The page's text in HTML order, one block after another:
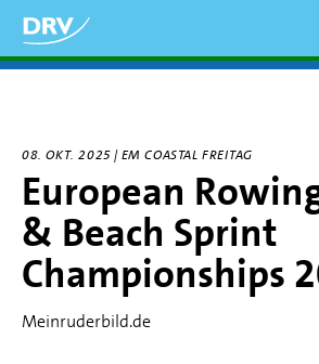
zum
Inhalt
08. OKT. 2025 | EM COASTAL FREITAG
European
& Beach Sprint
Championships
Meinruderbild.de